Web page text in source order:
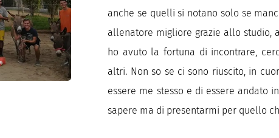
anche se quelli si notano solo se
allenatore migliore grazie allo studio,
ho avuto la fortuna di incontrare,
altri. Non so se ci sono riuscito, in
essere me stesso e di essere andato
sapere ma di presentarmi per quello